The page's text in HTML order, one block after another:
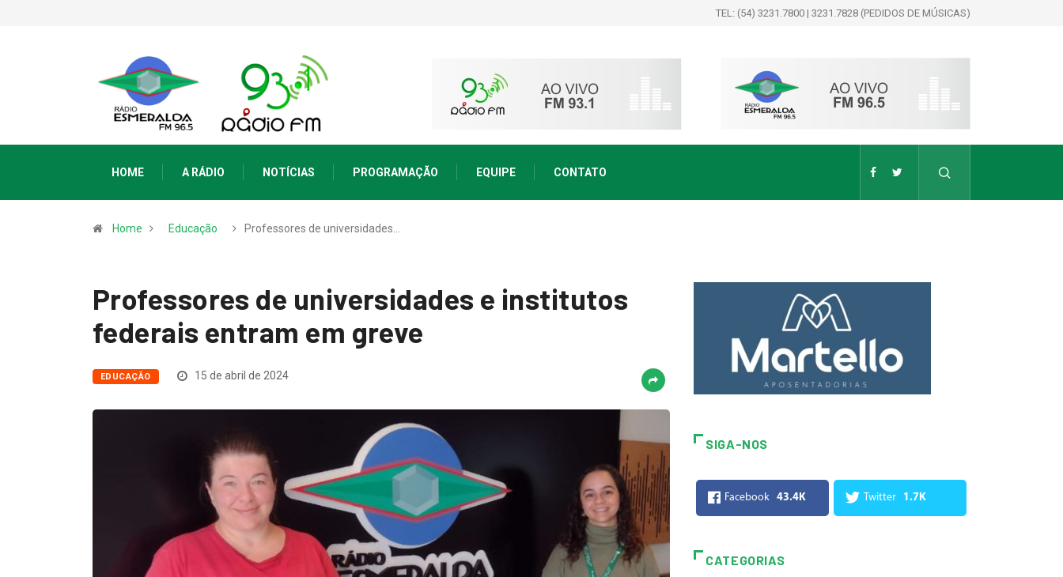
TEL: (54) 3231.7800 | 3231.7828 (PEDIDOS DE MÚSICAS)
HOME A RÁDIO NOTÍCIAS PROGRAMAÇÃO EQUIPE CONTATO
Home Educação Professores de universidades…
Professores de universidades e institutos
federais entram em greve
EDUCAÇÃO 15 de abril de 2024
SIGA-NOS
Facebook 43.4K Twitter 1.7K
CATEGORIAS